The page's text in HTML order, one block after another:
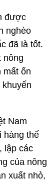
được
nghèo
đã là tốt.
nông
mất ổn
Nam
hàng thế
lập các
của nông
xuất nhỏ,